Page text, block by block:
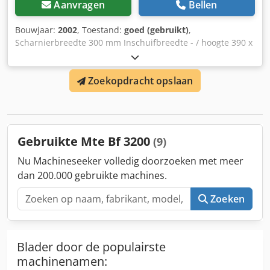
Aanvragen Bellen
Bouwjaar: 2002, Toestand: goed (gebruikt),
Scharnierbreedte 300 mm Inschuifbreedte - / hoogte 390 x
100 mm Inschuiflengte 4615 mm Hoogte van vloer tot
onderkant spaanuitwerper 700 mm Aandrijving scharnier
0,37 kW Transportafmetingen L x B x H ca. 5965 x 750 x
1010 mm (hoogte zonder voeten!) Gewicht ca. 500 kg
Kompakt. Siegfried Volz gereedschapsmachines Chsdpfx
Aomdqx Hec Tea Rüschebrinkstr. 151-153 DE - 44143
Dortmund - Wambel
Zoekopdracht opslaan
Gebruikte Mte Bf 3200 (9)
Nu Machineseeker volledig doorzoeken met meer
dan 200.000 gebruikte machines.
Zoeken
Blader door de populairste
machinenamen: